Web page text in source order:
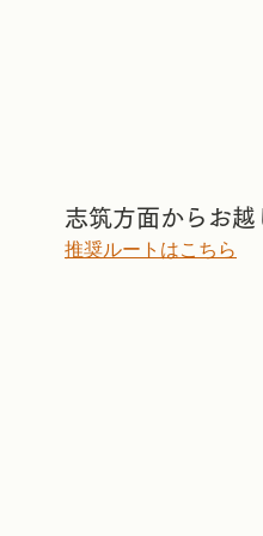
志筑方面からお越
推奨ルートはこちら